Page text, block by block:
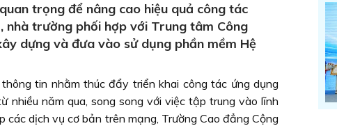
trọng để nâng cao hiệu quả công tác
trường phối hợp với Trung tâm Công
dựng và đưa vào sử dụng phần mềm Hệ
tin nhằm thúc đẩy triển khai công tác ứng dụng
năm qua, song song với việc tập trung vào lĩnh
dịch vụ cơ bản trên mạng, Trường Cao đẳng Cộng